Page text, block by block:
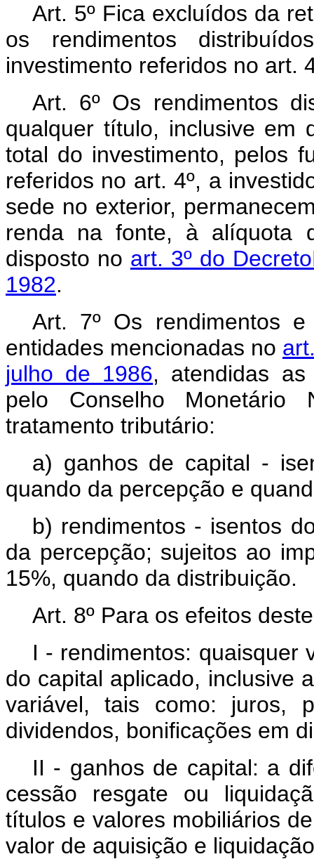
Art. 5º Fica excluídos da
os rendimentos
investimento referidos no art.
Art. 6º Os rendimentos
qualquer título, inclusive em
total do investimento, pelos
referidos no art. 4º, a
sede no exterior,
renda na fonte, à alíquota
disposto no art. 3º do
1982.
Art. 7º Os rendimentos
entidades mencionadas no
julho de 1986, atendidas as
pelo Conselho Monetário
tratamento tributário:
a) ganhos de capital -
quando da percepção e
b) rendimentos - isentos
da percepção; sujeitos ao
15%, quando da distribuição.
Art. 8º Para os efeitos
I - rendimentos: quaisquer
do capital aplicado, inclusive
variável, tais como: juros,
dividendos, bonificações em
II - ganhos de capital: a
cessão resgate ou
títulos e valores mobiliários
valor de aquisição e